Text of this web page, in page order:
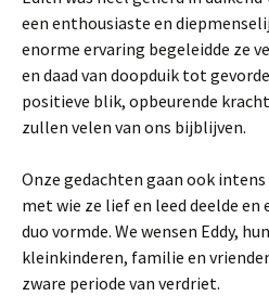
een enthousiaste en
enorme ervaring begeleidde ze
en daad van doopduik tot
positieve blik, opbeurende
zullen velen van ons bijblijven.
Onze gedachten gaan ook
met wie ze lief en leed deelde
duo vormde. We wensen Eddy,
kleinkinderen, familie en
zware periode van verdriet.